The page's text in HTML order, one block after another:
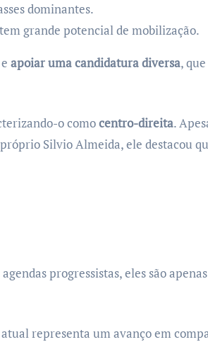
dominantes.
grande potencial de mobilização.
apoiar uma candidatura diversa,
o comocentro-direita.
Silvio Almeida, ele destacou
progressistas, eles são apenas
representa um avanço em